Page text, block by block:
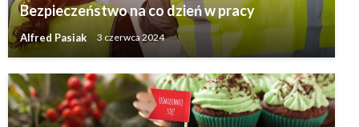
Bezpieczeństwo na co dzień w pracy
Alfred Pasiak 3 czerwca 2024